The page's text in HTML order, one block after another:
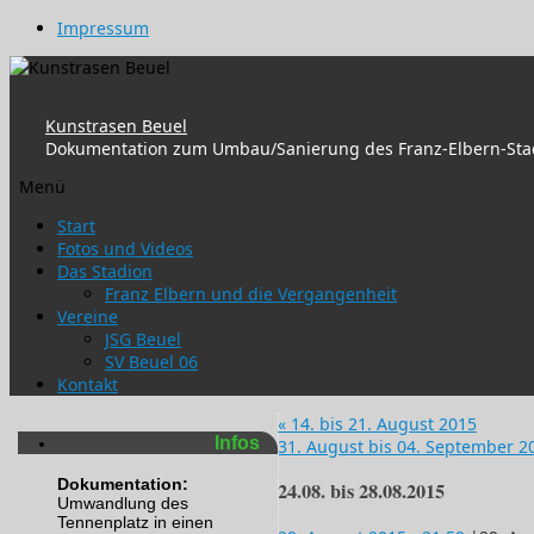
Impressum
Kunstrasen Beuel
Dokumentation zum Umbau/Sanierung des Franz-Elbern-
Menü
Zum
Inhalt
springen
Start
Fotos und Videos
Das Stadion
Franz Elbern und die Vergangenheit
Vereine
JSG Beuel
SV Beuel 06
Kontakt
« 14. bis 21. August 2015
31. August bis 04. September
24.08. bis 28.08.2015
Infos
Dokumentation:
Umwandlung des
Tennenplatz in einen